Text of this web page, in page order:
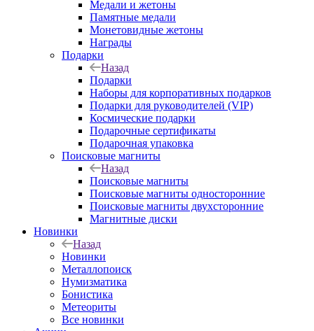
Медали и жетоны
Памятные медали
Монетовидные жетоны
Награды
Подарки
Назад
Подарки
Наборы для корпоративных подарков
Подарки для руководителей (VIP)
Космические подарки
Подарочные сертификаты
Подарочная упаковка
Поисковые магниты
Назад
Поисковые магниты
Поисковые магниты односторонние
Поисковые магниты двухсторонние
Магнитные диски
Новинки
Назад
Новинки
Металлопоиск
Нумизматика
Бонистика
Метеориты
Все новинки